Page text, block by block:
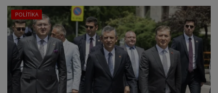
POLİTİKA